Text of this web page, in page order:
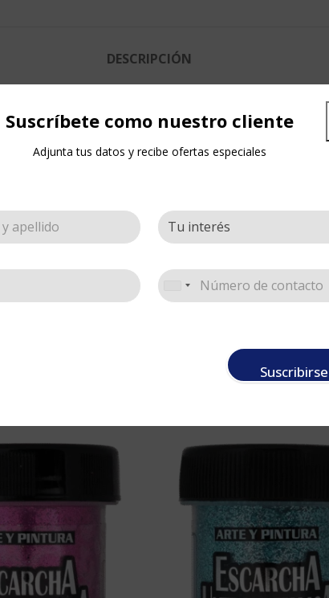
Suscríbete como nuestro cliente
Adjunta tus datos y recibe ofertas especiales
Suscribirse
DESCRIPCIÓN
también en: